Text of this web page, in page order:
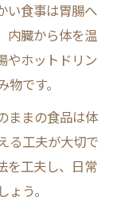
い食事は胃腸へ
内臓から体を温
やホットドリン
です。
ままの食品は体
る工夫が大切で
を工夫し、日常
う。